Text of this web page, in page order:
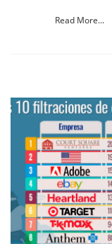
Read More...